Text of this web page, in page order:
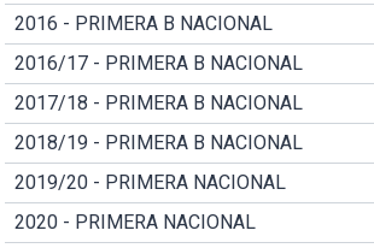
2016 - PRIMERA B NACIONAL
2016/17 - PRIMERA B NACIONAL
2017/18 - PRIMERA B NACIONAL
2018/19 - PRIMERA B NACIONAL
2019/20 - PRIMERA NACIONAL
2020 - PRIMERA NACIONAL